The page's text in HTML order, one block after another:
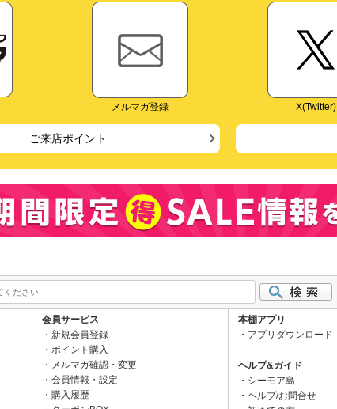
メルマガ登録 X(Twitter)
ご来店ポイント
会員サービス
新規会員登録
ポイント購入
メルマガ確認・変更
会員情報・設定
購入履歴
本棚アプリ
アプリダウンロード
ヘルプ&ガイド
シーモア島
ヘルプ/お問合せ